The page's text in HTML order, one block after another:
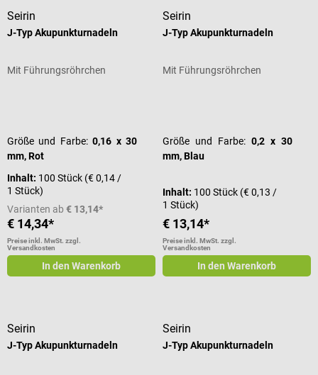
Seirin
J-Typ Akupunkturnadeln
Mit Führungsröhrchen
Größe und Farbe: 0,16 x 30
mm, Rot
Inhalt: 100 Stück (€ 0,14 /
1 Stück)
Varianten ab € 13,14*
€ 14,34*
Preise inkl. MwSt. zzgl.
Versandkosten
In den Warenkorb
Seirin
J-Typ Akupunkturnadeln
Mit Führungsröhrchen
Größe und Farbe:0,2 x 30
mm, Blau
Inhalt: 100 Stück (€ 0,13 /
1 Stück)
€ 13,14*
Preise inkl. MwSt. zzgl.
Versandkosten
In den Warenkorb
Seirin
J-Typ Akupunkturnadeln
Seirin
J-Typ Akupunkturnadeln